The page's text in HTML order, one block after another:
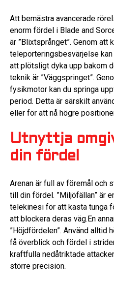
Att bemästra avancerade
enorm fördel i Blade and
är ”Blixtsprånget”. Genom att
teleporteringsbesvärjelse
att plötsligt dyka upp bakom
teknik är ”Väggspringet”.
fysikmotor kan du springa
period. Detta är särskilt
eller för att nå högre
Utnyttja
din fördel
Arenan är full av föremål och
till din fördel. ”Miljöfällan” är
telekinesi för att kasta tunga
att blockera deras väg.En
”Höjdfördelen”. Använd alltid
få överblick och fördel i
kraftfulla nedåtriktade
större precision.